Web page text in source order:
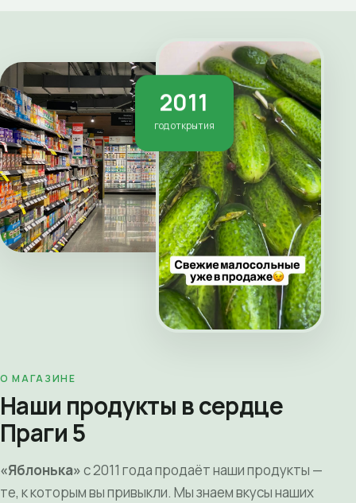
2011
год открытия
О МАГАЗИНЕ
Наши продукты в сердце
Праги 5
«Яблонька»с 2011 года продаёт наши продукты —
те, к которым вы привыкли. Мы знаем вкусы наших